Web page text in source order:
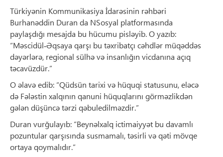
Türkiyənin Kommunikasiya İdarəsinin rəhbəri
Burhanəddin Duran da NSosyal platformasında
paylaşdığı mesajda bu hücumu pisləyib. O yazıb:
“Məscidül‑Əqsaya qarşı bu təxribatçı cəhdlər müqəddəs
dəyərlərə, regional sülhə və insanlığın vicdanına açıq
təcavüzdür.”
O əlavə edib: “Qüdsün tarixi və hüquqi statusunu, eləcə
də Fələstin xalqının qanuni hüquqlarını görməzlikdən
gələn düşüncə tərzi qəbuledilməzdir.”
Duran vurğulayıb: “Beynəlxalq ictimaiyyət bu davamlı
pozuntular qarşısında susmamalı, təsirli və qəti mövqe
ortaya qoymalıdır.”